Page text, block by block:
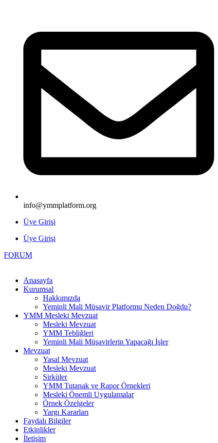
info@ymmplatform.org
Üye Girişi
Üye Girişi
FORUM
Anasayfa
Kurumsal
Hakkımızda
Yeminli Mali Müşavir Platformu Neden Doğdu?
YMM Mesleki Mevzuat
Mesleki Mevzuat
YMM Tebliğleri
Yeminli Mali Müşavirlerin Yapacağı İşler
Mevzuat
Yasal Mevzuat
Mesleki Mevzuat
Sirküler
YMM Tutanak ve Rapor Örnekleri
Mesleki Önemli Uygulamalar
Örnek Özelgeler
Yargı Kararları
Faydalı Bilgiler
Etkinlikler
İletişim